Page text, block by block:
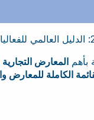
بأهم المعارض التجارية
الكاملة للمعارض